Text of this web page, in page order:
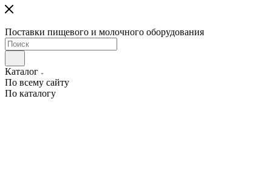
Поставки пищевого и молочного оборудования
Каталог
По всему сайту
По каталогу